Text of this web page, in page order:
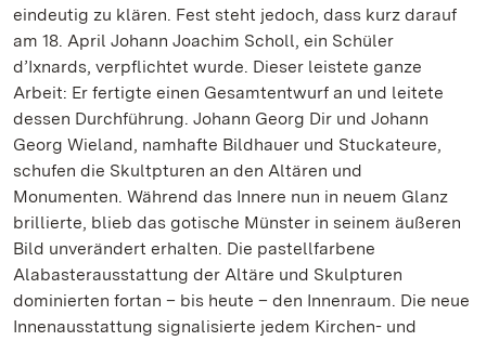
eindeutig zu klären. Fest steht jedoch, dass kurz darauf
am 18. April Johann Joachim Scholl, ein Schüler
d’Ixnards, verpflichtet wurde. Dieser leistete ganze
Arbeit: Er fertigte einen Gesamtentwurf an und leitete
dessen Durchführung. Johann Georg Dir und Johann
Georg Wieland, namhafte Bildhauer und Stuckateure,
schufen die Skultpturen an den Altären und
Monumenten. Während das Innere nun in neuem Glanz
brillierte, blieb das gotische Münster in seinem äußeren
Bild unverändert erhalten. Die pastellfarbene
Alabasterausstattung der Altäre und Skulpturen
dominierten fortan – bis heute – den Innenraum. Die neue
Innenausstattung signalisierte jedem Kirchen- und